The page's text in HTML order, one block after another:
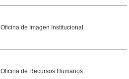
Oficina de Imagen Institucional
Oficina de Recursos Humanos